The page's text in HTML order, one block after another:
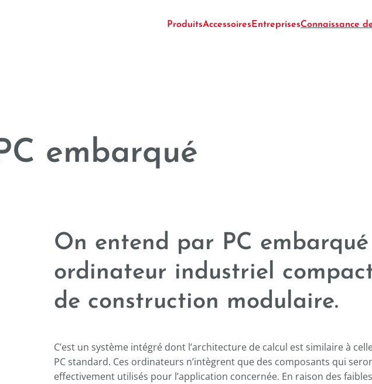
ProduitsAccessoires EntreprisesConnaissance
embarqué
On entend par PC embarqué
ordinateur industriel
de construction modulaire.
C’est un système intégré dont l’architecture de calcul est similaire à
PC standard. Ces ordinateurs n’intègrent que des composants qui
effectivement utilisés pour l’application concernée. En raison des faibles